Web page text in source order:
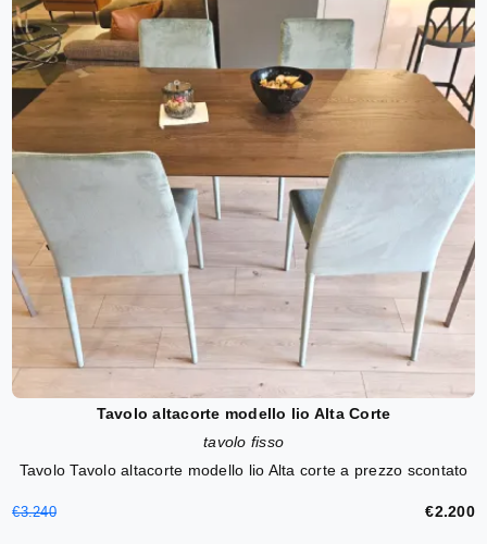
Tavolo altacorte modello lio Alta Corte
tavolo fisso
Tavolo Tavolo altacorte modello lio Alta corte a prezzo scontato
€3.240 €2.200